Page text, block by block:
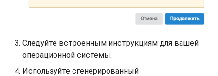
Следуйте встроенным инструкциям для вашей
операционной системы.
Используйте сгенерированный